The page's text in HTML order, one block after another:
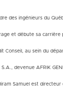
des ingénieurs du
et débute sa carrière
Conseil, au sein du
devenue AFRIK
Samuel est directeur